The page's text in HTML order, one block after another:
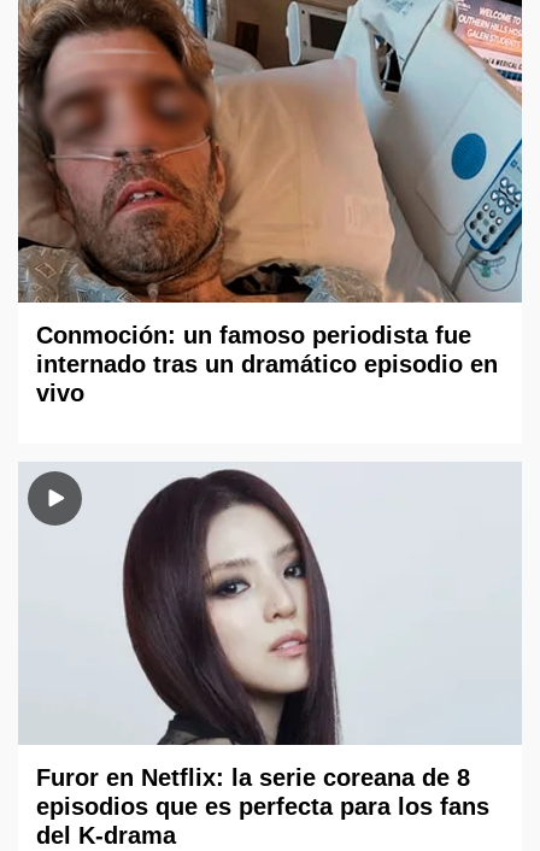
Conmoción: un famoso periodista fue
internado tras un dramático episodio en
vivo
Furor en Netflix: la serie coreana de 8
episodios que es perfecta para los fans
del K-drama